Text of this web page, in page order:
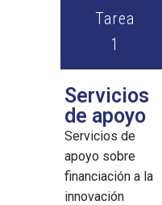
Tarea
1
Servicios
de apoyo
Servicios de
apoyo sobre
financiación a la
innovación